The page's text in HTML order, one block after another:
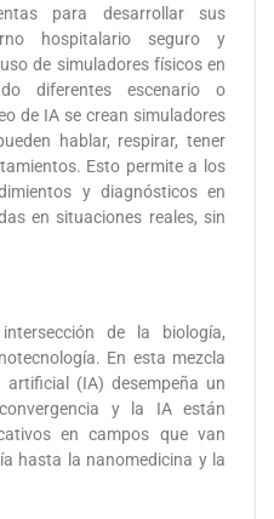
para desarrollar sus
hospitalario seguro y
de simuladores físicos en
diferentes escenario o
de IA se crean simuladores
hablar, respirar, tener
Esto permite a los
y diagnósticos en
en situaciones reales, sin
de la biología,
En esta mezcla
artificial (IA) desempeña un
y la IA están
en campos que van
hasta la nanomedicina y la